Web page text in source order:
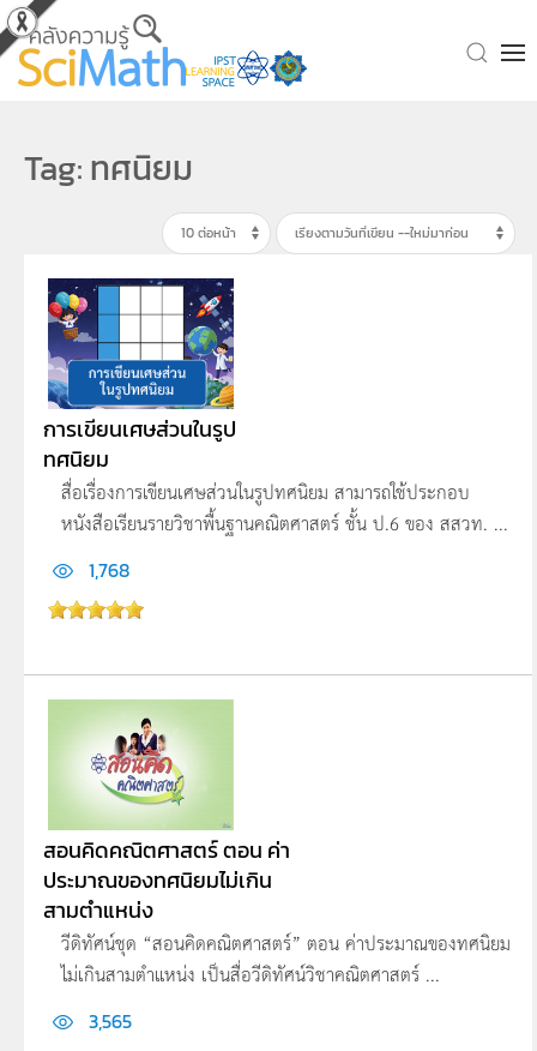
Skip to main content
Tag: ทศนิยม
การเขียนเศษส่วนในรูป
ทศนิยม
สื่อเรื่องการเขียนเศษส่วนในรูปทศนิยม สามารถใช้ประกอบ
หนังสือเรียนรายวิชาพื้นฐานคณิตศาสตร์ ชั้น ป.6 ของ สสวท. ...
1,768
สอนคิดคณิตศาสตร์ ตอน ค่า
ประมาณของทศนิยมไม่เกิน
สามตำแหน่ง
วีดิทัศน์ชุด “สอนคิดคณิตศาสตร์” ตอน ค่าประมาณของทศนิยม
ไม่เกินสามตำแหน่ง เป็นสื่อวีดิทัศน์วิชาคณิตศาสตร์ ...
3,565